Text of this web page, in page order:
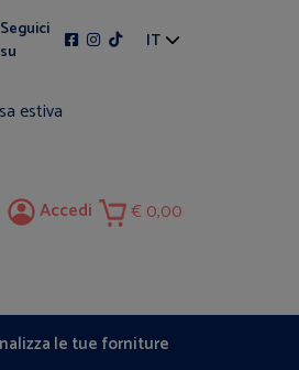
Seguici
su
IT
estiva
Accedi 0,00
le tue forniture